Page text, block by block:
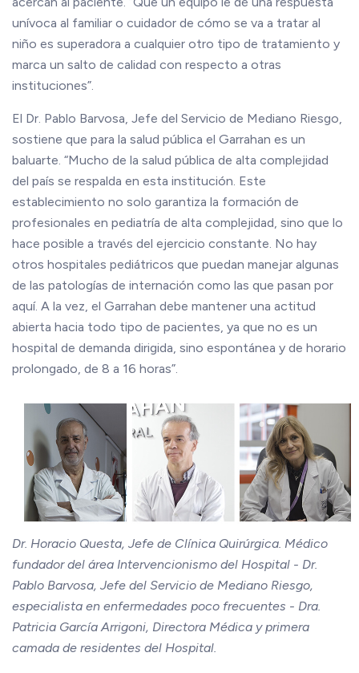
unívoca al familiar o cuidador de cómo se va a tratar al
niño es superadora a cualquier otro tipo de tratamiento y
marca un salto de calidad con respecto a otras
instituciones”.
El Dr. Pablo Barvosa, Jefe del Servicio de Mediano Riesgo,
sostiene que para la salud pública el Garrahan es un
baluarte. “Mucho de la salud pública de alta complejidad
del país se respalda en esta institución. Este
establecimiento no solo garantiza la formación de
profesionales en pediatría de alta complejidad, sino que lo
hace posible a través del ejercicio constante. No hay
otros hospitales pediátricos que puedan manejar algunas
de las patologías de internación como las que pasan por
aquí. A la vez, el Garrahan debe mantener una actitud
abierta hacia todo tipo de pacientes, ya que no es un
hospital de demanda dirigida, sino espontánea y de horario
prolongado, de 8 a 16 horas”.
Dr. Horacio Questa, Jefe de Clínica Quirúrgica. Médico
fundador del área Intervencionismo del Hospital - Dr.
Pablo Barvosa, Jefe del Servicio de Mediano Riesgo,
especialista en enfermedades poco frecuentes - Dra.
Patricia García Arrigoni, Directora Médica y primera
camada de residentes del Hospital.